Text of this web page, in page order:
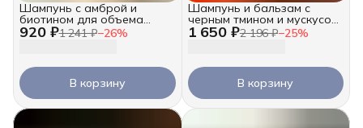
920 ₽1 241 ₽−26%
Шампунь с амброй и
биотином для объема
волос, 250 мл
В корзину
1 650 ₽2 196 ₽−25%
Шампунь и бальзам с
черным тмином и мускусом
для роста, 2х250 мл
В корзину